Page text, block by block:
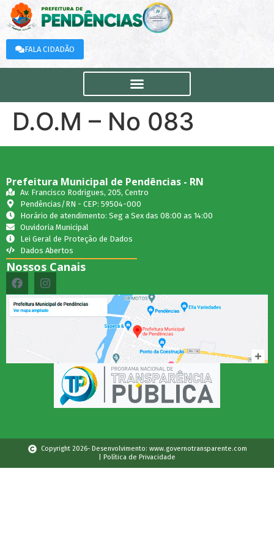
FALA CIDADÃO
D.O.M – No 083
Prefeitura Municipal de Pendências - RN
Av. Francisco Rodrigues, 205, Centro
Pendências/RN - CEP: 59504-000
Horário de atendimento: Seg a Sex das 08:00 as 14:00
Ouvidoria Municipal
Lei Geral de Proteção de Dados
Dados Abertos
Nossos Canais
Copyright 2026- Desenvolvimento: www.governotransparente.com
| Política de Privacidade